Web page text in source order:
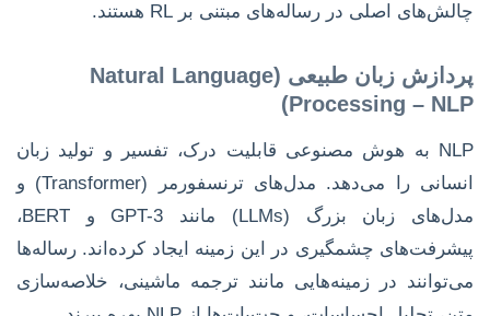
چالش‌های اصلی در رساله‌های مبتنی بر RL هستند.
پردازش زبان طبیعی (Natural Language
Processing – NLP)
NLP به هوش مصنوعی قابلیت درک، تفسیر و تولید زبان
انسانی را می‌دهد. مدل‌های ترنسفورمر (Transformer) و
مدل‌های زبان بزرگ (LLMs) مانند GPT-3 و BERT،
پیشرفت‌های چشمگیری در این زمینه ایجاد کرده‌اند. رساله‌ها
می‌توانند در زمینه‌هایی مانند ترجمه ماشینی، خلاصه‌سازی